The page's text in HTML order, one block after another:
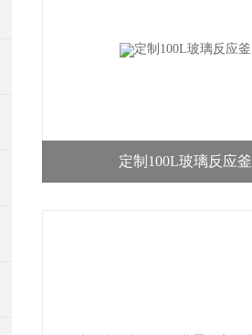
定制100L玻璃反应釜